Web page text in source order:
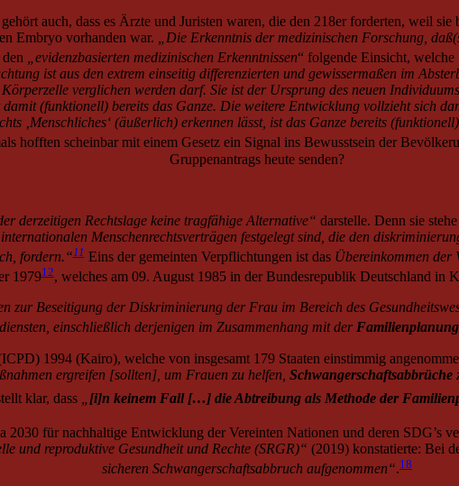
auch, dass es Ärzte und Juristen waren, die den 218er forderten, weil
Embryo vorhanden war.
„Die Erkenntnis der medizinischen Forschung,
„evidenzbasierten medizinischen Erkenntnissen“ folgende Einsicht,
ist aus den extrem einseitig differenzierten und gewissermaßen im
verglichen werden darf. Sie ist der Ursprung des neuen
(funktionell) bereits das Ganze. Die weitere Entwicklung vollzieht sich
‚Menschliches‘ (äußerlich) erkennen lässt, ist das Ganze bereits
hofften scheinbar mit einem Gesetz ein Signal ins Bewusstsein der
Gruppenantrags heute senden?
derzeitigen Rechtslage keine tragfähige Alternative“ darstelle. Denn sie
Menschenrechtsverträgen festgelegt sind, die den
fordern.“11Eins der gemeinten Verpflichtungen ist das Übereinkommen der
197912, welches am 09. August 1985 in der Bundesrepublik Deutschland in
zur Beseitigung der Diskriminierung der Frau im Bereich des
einschließlich derjenigen im Zusammenhang mit derFamilienplanung
1994 (Kairo), welche von insgesamt 179 Staaten einstimmig
ergreifen [sollten], um Frauen zu helfen, Schwangerschaftsabbrüche
klar, dass [i]n keinem Fall […] die Abtreibung als Methode der
für nachhaltige Entwicklung der Vereinten Nationen und deren SDG’s
und reproduktive Gesundheit und Rechte (SRGR)“ (2019) konstatierte: Bei
sicheren Schwangerschaftsabbruch aufgenommen“.18